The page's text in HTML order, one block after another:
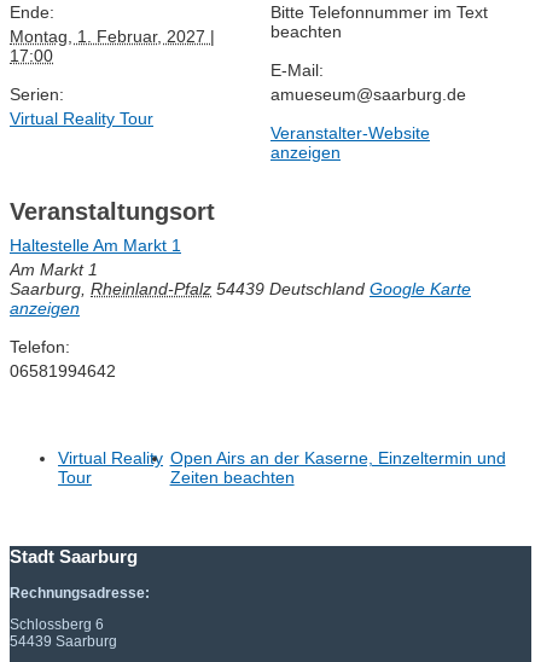
Ende:
Montag, 1. Februar, 2027 |
17:00
Serien:
Virtual Reality Tour
Veranstaltungsort
Haltestelle Am Markt 1
Am Markt 1
Saarburg, Rheinland-Pfalz 54439 Deutschland Google Karte
anzeigen
Telefon:
06581994642
Bitte Telefonnummer im Text
beachten
E-Mail:
amueseum@saarburg.de
Veranstalter-Website
anzeigen
Virtual Reality
Tour
Open Airs an der Kaserne, Einzeltermin und
Zeiten beachten
Stadt Saarburg
Rechnungsadresse:
Schlossberg 6
54439 Saarburg